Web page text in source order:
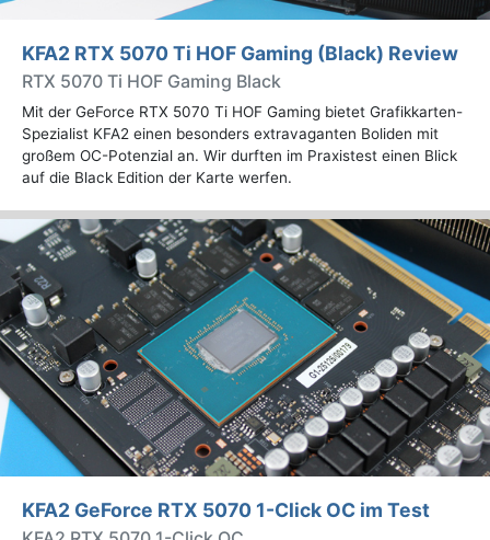
KFA2 RTX 5070 Ti HOF Gaming (Black) Review
RTX 5070 Ti HOF Gaming Black
Mit der GeForce RTX 5070 Ti HOF Gaming bietet Grafikkarten-
Spezialist KFA2 einen besonders extravaganten Boliden mit
großem OC-Potenzial an. Wir durften im Praxistest einen Blick
auf die Black Edition der Karte werfen.
KFA2 GeForce RTX 5070 1-Click OC im Test